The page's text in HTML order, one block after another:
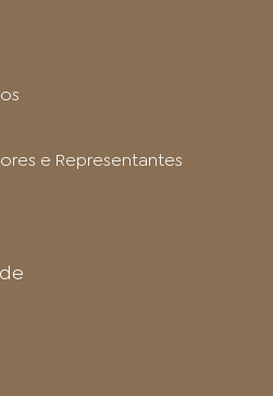
e Representantes